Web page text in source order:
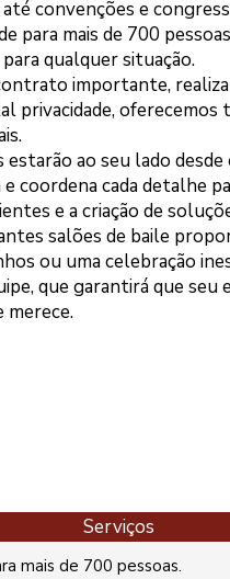
convenções e
para mais de 700
qualquer situação.
importante,
oferecemos
ao seu lado desde
coordena cada detalhe
e a criação de
salões de baile
ou uma celebração
que garantirá que
merece.
Serviços
mais de 700 pessoas.